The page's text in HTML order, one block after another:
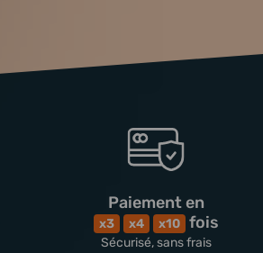
Paiement en
x3 x4 x10 fois
Sécurisé, sans frais